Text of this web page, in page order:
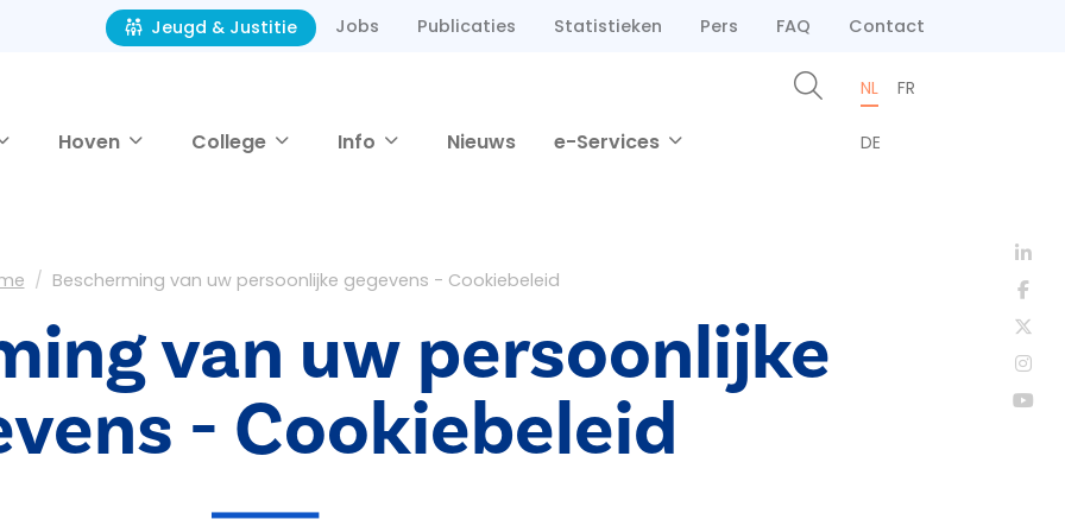
Jeugd & Justitie Jobs Publicaties Statistieken Pers FAQ Contact
Hoven College Info Nieuws e-Services
NL FR
DE
Bescherming van uw persoonlijke gegevens - Cookiebeleid
van uw persoonlijke
- Cookiebeleid